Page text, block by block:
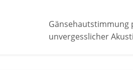
Gänsehautstimmung
unvergesslicher